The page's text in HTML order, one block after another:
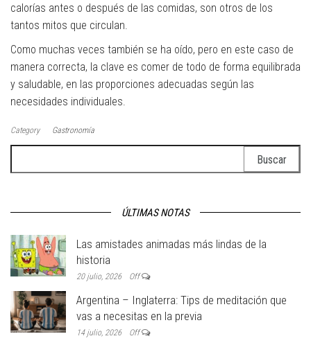
calorías antes o después de las comidas, son otros de los
tantos mitos que circulan.
Como muchas veces también se ha oído, pero en este caso de
manera correcta, la clave es comer de todo de forma equilibrada
y saludable, en las proporciones adecuadas según las
necesidades individuales.
Category Gastronomía
ÚLTIMAS NOTAS
Las amistades animadas más lindas de la
historia
20 julio, 2026 Off
Argentina – Inglaterra: Tips de meditación que
vas a necesitas en la previa
14 julio, 2026 Off